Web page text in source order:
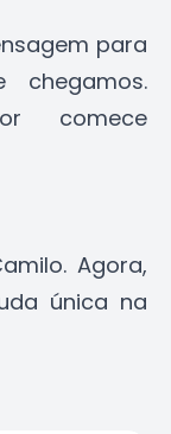
para
chegamos.
comece
Agora,
única na